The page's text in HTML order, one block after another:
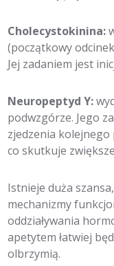
Cholecystokinina:
(początkowy
Jej zadaniem jest
Neuropeptyd Y:
podwzgórze. Jego
zjedzenia kolejnego
co skutkuje
Istnieje duża
mechanizmy
oddziaływania
apetytem łatwiej
olbrzymią.